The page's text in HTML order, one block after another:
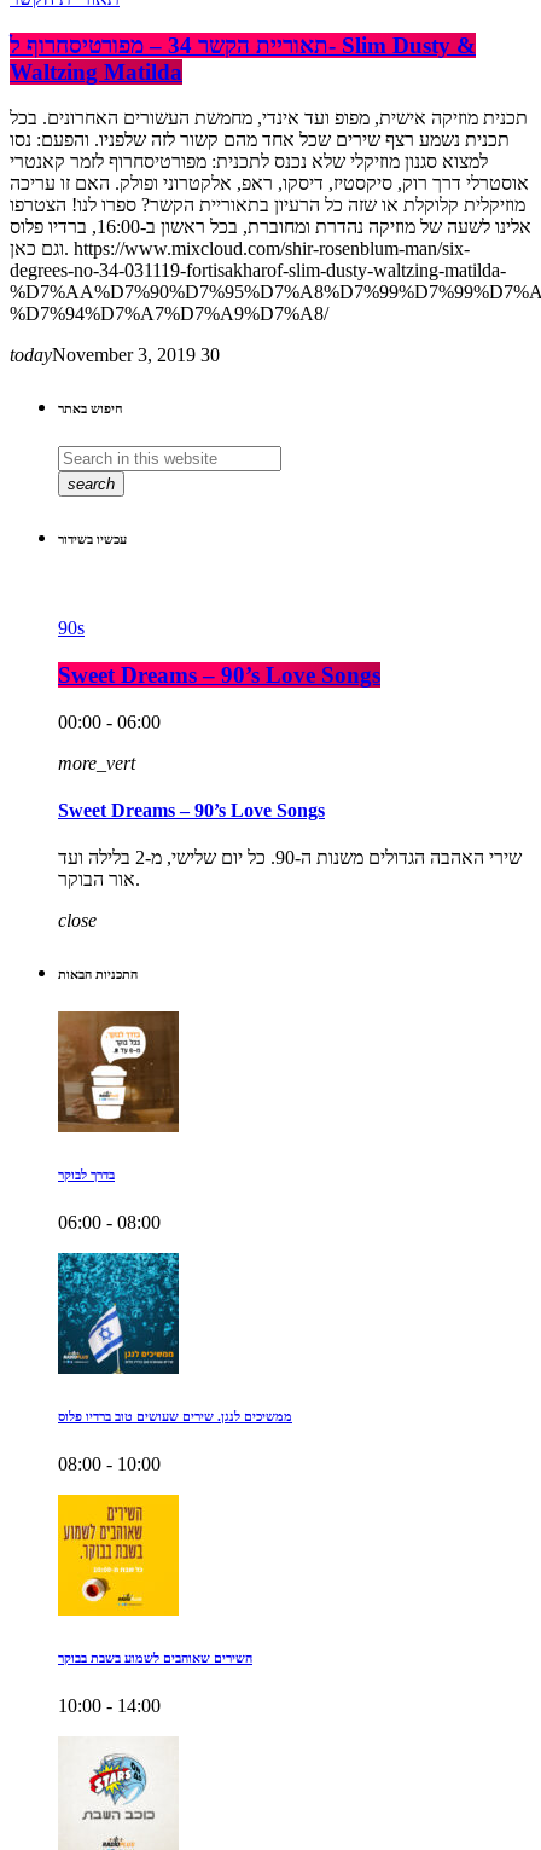
תאוריית הקשר 34 – מפורטיסחרוף ל- Slim Dusty &
Waltzing Matilda
תכנית מוזיקה אישית, מפופ ועד אינדי, מחמשת העשורים האחרונים. בכל
תכנית נשמע רצף שירים שכל אחד מהם קשור לזה שלפניו. והפעם: נסו
למצוא סגנון מוזיקלי שלא נכנס לתכנית: מפורטיסחרוף לזמר קאנטרי
אוסטרלי דרך רוק, סיקסטיז, דיסקו, ראפ, אלקטרוני ופולק. האם זו עריכה
מוזיקלית קלוקלת או שזה כל הרעיון בתאוריית הקשר? ספרו לנו! הצטרפו
אלינו לשעה של מוזיקה נהדרת ומחוברת, בכל ראשון ב-16:00, ברדיו פלוס
וגם כאן. https://www.mixcloud.com/shir-rosenblum-man/six-
degrees-no-34-031119-fortisakharof-slim-dusty-waltzing-matilda-
%D7%94%D7%A7%D7%A9%D7%A8/
todayNovember 3, 2019 30
חיפוש באתר
search
עכשיו בשידור
90s
Sweet Dreams – 90’s Love Songs
00:00 - 06:00
more_vert
Sweet Dreams – 90’s Love Songs
שירי האהבה הגדולים משנות ה-90. כל יום שלישי, מ-2 בלילה ועד
אור הבוקר.
close
התכניות הבאות
בדרך לבוקר
06:00 - 08:00
ממשיכים לנגן. שירים שעושים טוב ברדיו פלוס
08:00 - 10:00
השירים שאוהבים לשמוע בשבת בבוקר
10:00 - 14:00